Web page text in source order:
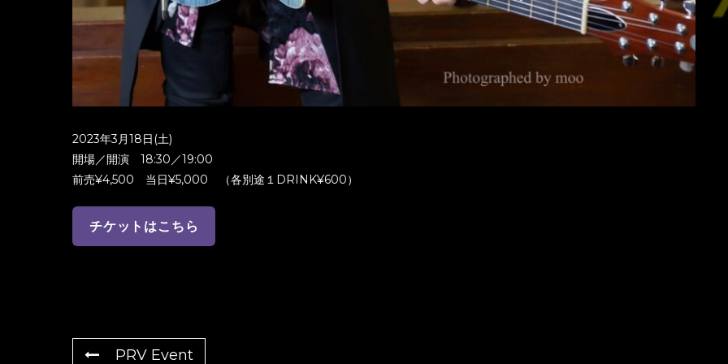
2023年3月18日(土)
開場／開演 18:30／19:00
前売¥4,500 当日¥5,000 （各別途１DRINK¥600）
チケットはこちら
PRV Event